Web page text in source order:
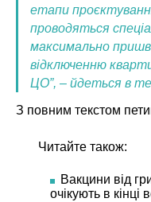
етапи
проводяться
максимально
відключенню
ЦО”, – йдеться в
З повним текстом
Читайте також:
Вакцини від
очікують в